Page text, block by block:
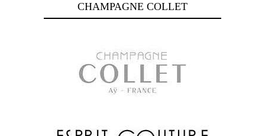
CHAMPAGNE COLLET